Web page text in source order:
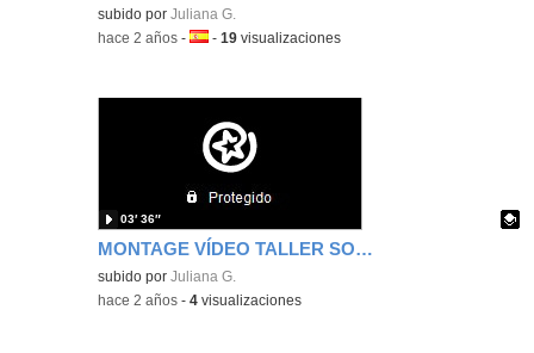
Contenido educativo.
subido porJuliana G.
-hace 2 años -Idioma:
-19 visualizaciones
MONTAGE VÍDEO TALLER SOMOS PINTORES JUNIO 2024
Contenido educativo.
subido porJuliana G.
03′ 36″
-hace 2 años -4 visualizaciones